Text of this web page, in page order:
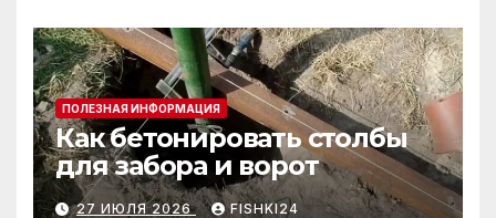
ПОЛЕЗНАЯ ИНФОРМАЦИЯ
Как бетонировать столбы
для забора и ворот
27 ИЮЛЯ 2026 FISHKI24